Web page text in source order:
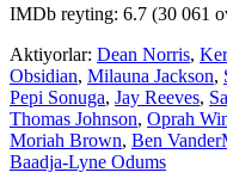
IMDb reyting: 6.7 (30 061
Aktiyorlar: Dean Norris,
Obsidian, Milauna Jackson,
Pepi Sonuga, Jay Reeves,
Thomas Johnson, Oprah
Moriah Brown, Ben
Baadja-Lyne Odums